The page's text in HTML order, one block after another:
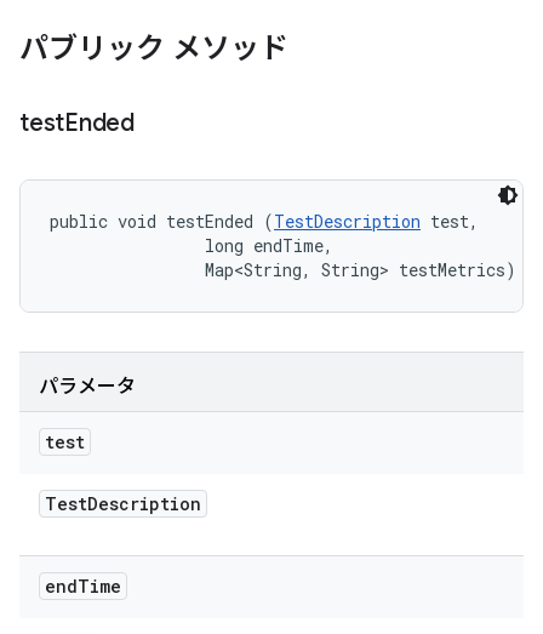
パブリック メソッド
testEnded
public void testEnded (TestDescription test,
                long endTime,
                Map<String, String> testMetrics)
パラメータ
test
TestDescription
endTime